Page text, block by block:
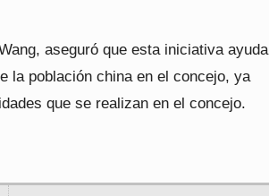
aseguró que esta iniciativa ayuda
la población china en el concejo, ya
que se realizan en el concejo.